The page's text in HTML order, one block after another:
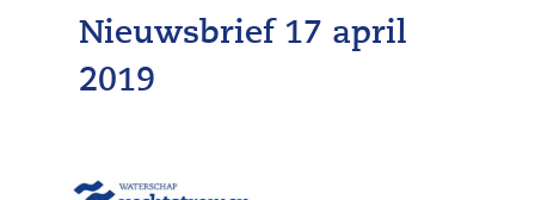
n
p
e
Nieuwsbrief 17 april
2019